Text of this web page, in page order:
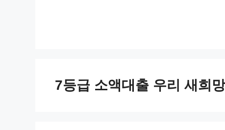
7등급 소액대출 우리 새희